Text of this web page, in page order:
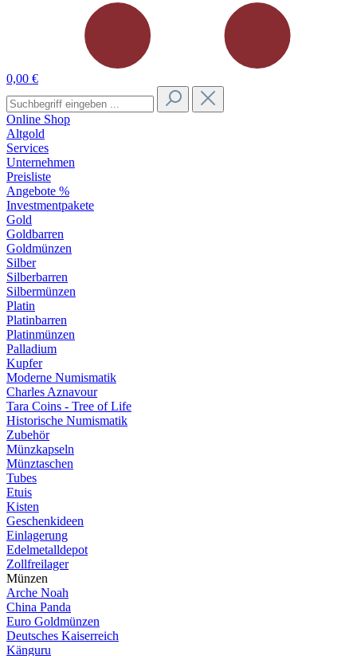
0,00 €
Online Shop
Altgold
Services
Unternehmen
Preisliste
Angebote %
Investmentpakete
Gold
Goldbarren
Goldmünzen
Silber
Silberbarren
Silbermünzen
Platin
Platinbarren
Platinmünzen
Palladium
Kupfer
Moderne Numismatik
Charles Aznavour
Tara Coins - Tree of Life
Historische Numismatik
Zubehör
Münzkapseln
Münztaschen
Tubes
Etuis
Kisten
Geschenkideen
Einlagerung
Edelmetalldepot
Zollfreilager
Münzen
Arche Noah
China Panda
Euro Goldmünzen
Deutsches Kaiserreich
Känguru